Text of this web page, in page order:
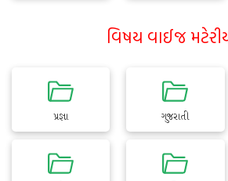
વિષય વાઈજ
પ્રજ્ઞા ગુજરાતી